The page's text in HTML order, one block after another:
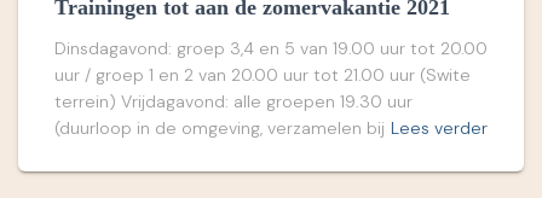
Trainingen tot aan de zomervakantie 2021
Dinsdagavond: groep 3,4 en 5 van 19.00 uur tot 20.00
uur / groep 1 en 2 van 20.00 uur tot 21.00 uur (Swite
terrein) Vrijdagavond: alle groepen 19.30 uur
(duurloop in de omgeving, verzamelen bij Lees verder